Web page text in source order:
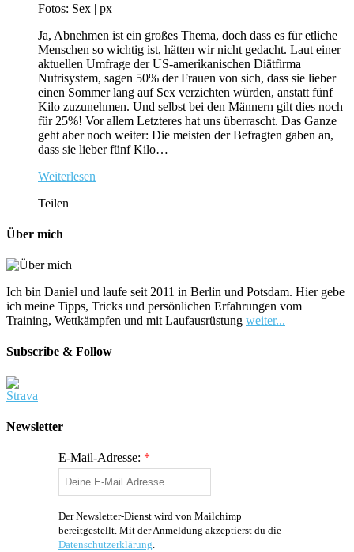
Fotos: Sex | px
Ja, Abnehmen ist ein großes Thema, doch dass es für etliche
Menschen so wichtig ist, hätten wir nicht gedacht. Laut einer
aktuellen Umfrage der US-amerikanischen Diätfirma
Nutrisystem, sagen 50% der Frauen von sich, dass sie lieber
einen Sommer lang auf Sex verzichten würden, anstatt fünf
Kilo zuzunehmen. Und selbst bei den Männern gilt dies noch
für 25%! Vor allem Letzteres hat uns überrascht. Das Ganze
geht aber noch weiter: Die meisten der Befragten gaben an,
dass sie lieber fünf Kilo…
Weiterlesen
Teilen
Über mich
Ich bin Daniel und laufe seit 2011 in Berlin und Potsdam. Hier gebe
ich meine Tipps, Tricks und persönlichen Erfahrungen vom
Training, Wettkämpfen und mit Laufausrüstung weiter...
Subscribe & Follow
Newsletter
E-Mail-Adresse: *
Der Newsletter-Dienst wird von Mailchimp
bereitgestellt. Mit der Anmeldung akzeptierst du die
Datenschutzerklärung.